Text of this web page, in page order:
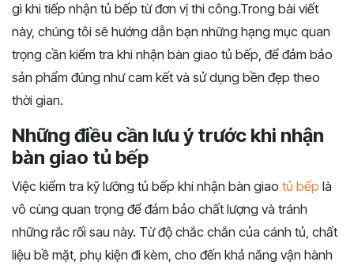
gì khi tiếp nhận tủ bếp từ đơn vị thi công.Trong bài viết
này, chúng tôi sẽ hướng dẫn bạn những hạng mục quan
trọng cần kiểm tra khi nhận bàn giao tủ bếp, để đảm bảo
sản phẩm đúng như cam kết và sử dụng bền đẹp theo
thời gian.
Những điều cần lưu ý trước khi nhận
bàn giao tủ bếp
Việc kiểm tra kỹ lưỡng tủ bếp khi nhận bàn giao tủ bếp là
vô cùng quan trọng để đảm bảo chất lượng và tránh
những rắc rối sau này. Từ độ chắc chắn của cánh tủ, chất
liệu bề mặt, phụ kiện đi kèm, cho đến khả năng vận hành